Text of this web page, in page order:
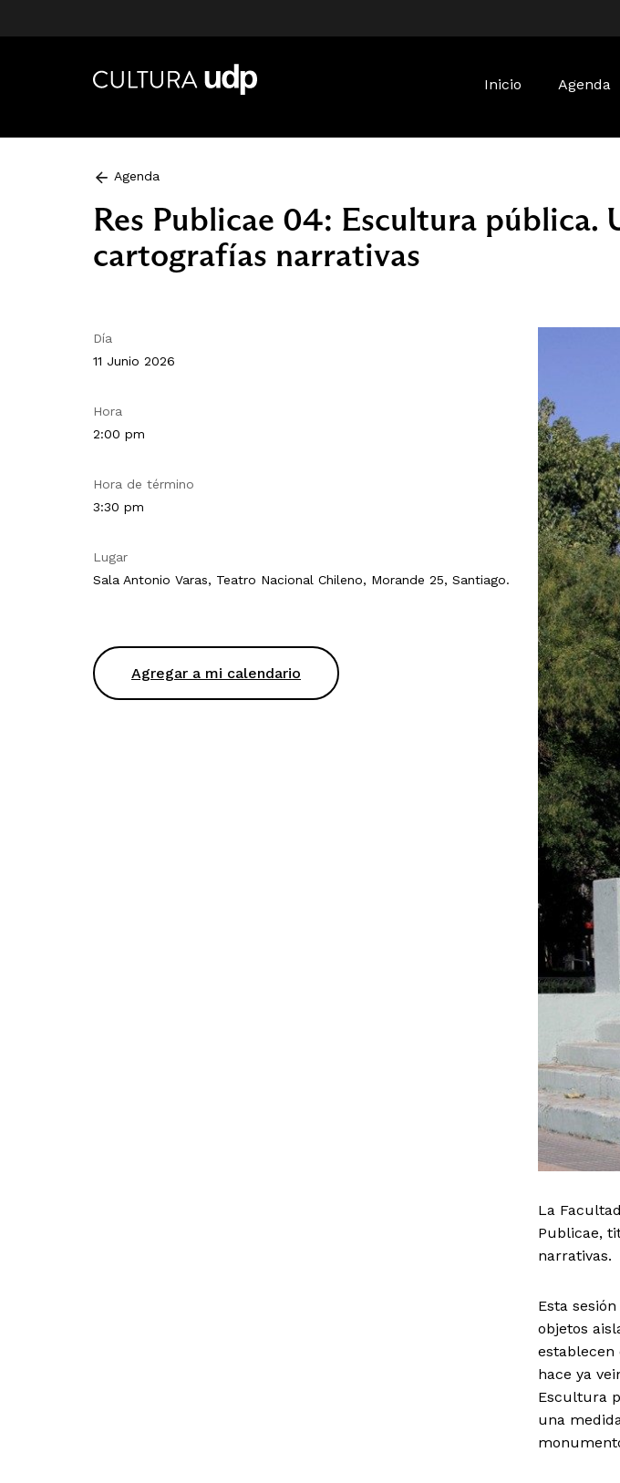
Inicio Agenda
Agenda
Res Publicae 04: Escultura pública.
cartografías narrativas
Día
11 Junio 2026
Hora
2:00 pm
Hora de término
3:30 pm
Lugar
Sala Antonio Varas, Teatro Nacional Chileno, Morande 25, Santiago.
Agregar a mi calendario
La
Publicae,
narrativas.
Esta
objetos
establecen
hace ya
Escultura
una